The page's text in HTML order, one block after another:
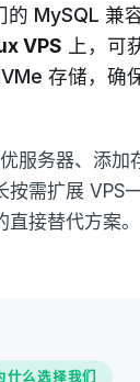
的 MySQL 兼
VPS 上，可
存储，确
服务器、添加
按需扩展
接替代方案。
什么选择我们